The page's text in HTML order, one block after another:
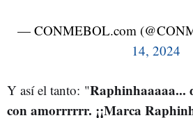
— CONMEBOL.com
14, 2024
Y así el tanto: "Raphinhaaaaa...
con amorrrrrr. ¡¡Marca